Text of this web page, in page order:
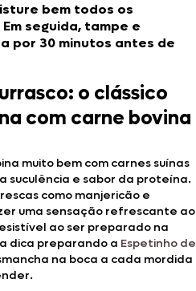
bem todos os
seguida, tampe e
por 30 minutos antes de
o clássico
com carne bovina
muito bem com carnes suínas
suculência e sabor da proteína.
como manjericão e
uma sensação refrescante ao
ao ser preparado na
dica preparando a Espetinho de
na boca a cada mordida